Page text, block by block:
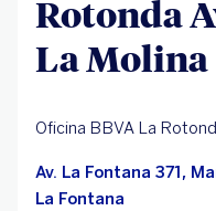
Rotonda
La Molina
Oficina BBVA La
Av. La Fontana 371,
La Fontana